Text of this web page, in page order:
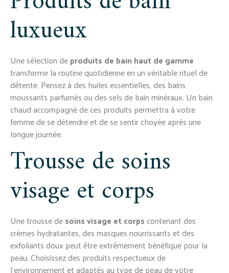
luxueux
Une sélection deproduits de bain haut de gamme
transforme la routine quotidienne en un véritable rituel de
détente. Pensez à des huiles essentielles, des bains
moussants parfumés ou des sels de bain minéraux. Un bain
chaud accompagné de ces produits permettra à votre
femme de se détendre et de se sentir choyée après une
longue journée.
Trousse de soins
visage et corps
Une trousse desoins visage et corps contenant des
crèmes hydratantes, des masques nourrissants et des
exfoliants doux peut être extrêmement bénéfique pour la
peau. Choisissez des produits respectueux de
l’environnement et adaptés au type de peau de votre